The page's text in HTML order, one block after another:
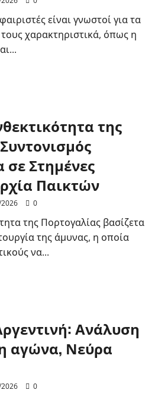
είναι γνωστοί για τα
χαρακτηριστικά, όπως η
της
Στημένες
Παικτών
0
της Πορτογαλίας
της άμυνας, η οποία
να...
Ανάλυση
αγώνα, Νεύρα
0